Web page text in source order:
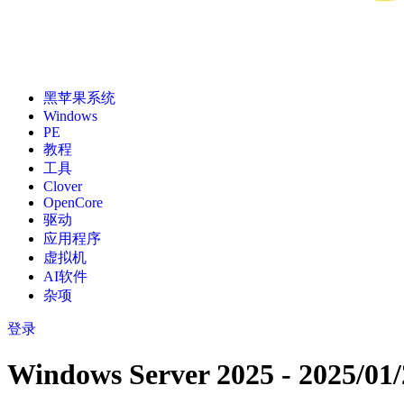
黑苹果系统
Windows
PE
教程
工具
Clover
OpenCore
驱动
应用程序
虚拟机
AI软件
杂项
登录
Windows Server 2025 - 2025/